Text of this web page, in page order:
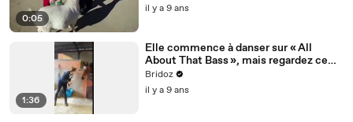
0:05
il y a 9 ans
1:36
Elle commence à danser sur « All
About That Bass », mais regardez ce
que le cheval fait... J’en pleure de rire !
Bridoz
il y a 9 ans